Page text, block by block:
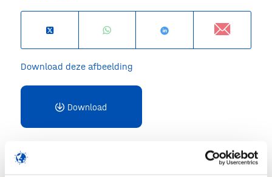
Download deze afbeelding
Download